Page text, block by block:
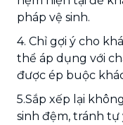
pháp vệ sinh.
4. Chỉ gợi ý cho
thể áp dụng với
được ép buộc
5.Sắp xếp lại
sinh đệm, tránh tự